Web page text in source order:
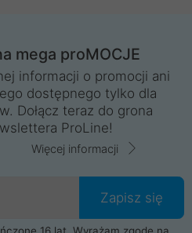
mega proMOCJE
informacji o promocji ani
dostępnego tylko dla
Dołącz teraz do grona
ProLine!
Więcej informacji
Zapisz się
16 lat. Wyrażam zgodę na